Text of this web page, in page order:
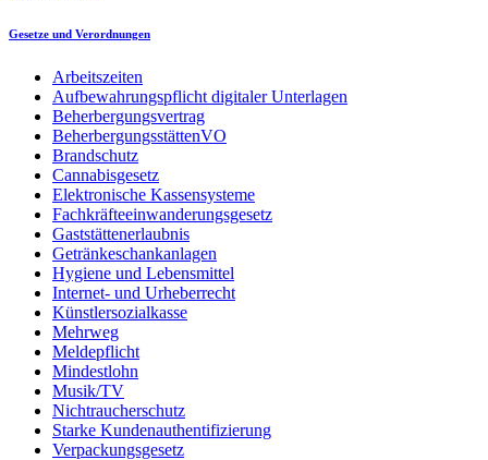
Gesetze und Verordnungen
Arbeitszeiten
Aufbewahrungspflicht digitaler Unterlagen
Beherbergungsvertrag
BeherbergungsstättenVO
Brandschutz
Cannabisgesetz
Elektronische Kassensysteme
Fachkräfteeinwanderungsgesetz
Gaststättenerlaubnis
Getränkeschankanlagen
Hygiene und Lebensmittel
Internet- und Urheberrecht
Künstlersozialkasse
Mehrweg
Meldepflicht
Mindestlohn
Musik/TV
Nichtraucherschutz
Starke Kundenauthentifizierung
Verpackungsgesetz